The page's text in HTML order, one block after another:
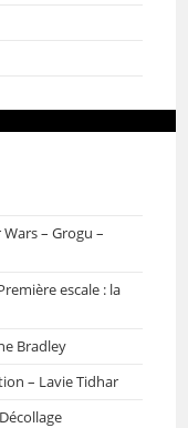
– Grogu –
escale : la
Bradley
– Lavie Tidhar